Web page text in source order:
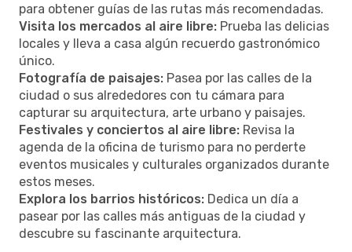
para obtener guías de las rutas más recomendadas.
Visita los mercados al aire libre: Prueba las delicias
locales y lleva a casa algún recuerdo gastronómico
único.
Fotografía de paisajes: Pasea por las calles de la
ciudad o sus alrededores con tu cámara para
capturar su arquitectura, arte urbano y paisajes.
Festivales y conciertos al aire libre: Revisa la
agenda de la oficina de turismo para no perderte
eventos musicales y culturales organizados durante
estos meses.
Explora los barrios históricos: Dedica un día a
pasear por las calles más antiguas de la ciudad y
descubre su fascinante arquitectura.